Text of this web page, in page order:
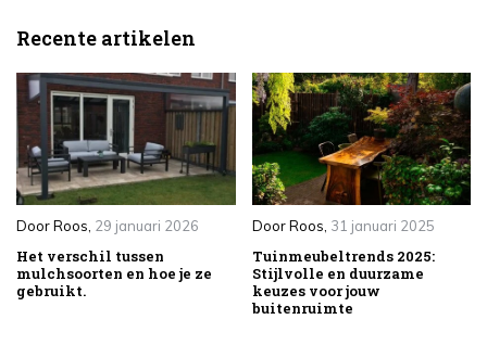
Recente artikelen
DoorRoos, 29 januari 2026
Het verschil tussen
mulchsoorten en hoe je ze
gebruikt.
DoorRoos, 31 januari 2025
Tuinmeubeltrends 2025:
Stijlvolle en duurzame
keuzes voor jouw
buitenruimte